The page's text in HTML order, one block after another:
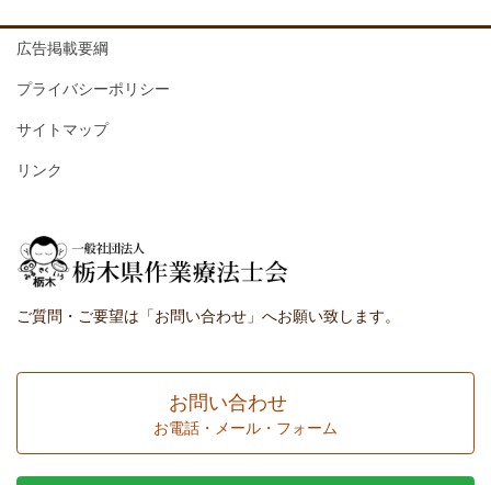
広告掲載要綱
プライバシーポリシー
サイトマップ
リンク
ご質問・ご要望は「お問い合わせ」へお願い致します。
お問い合わせ
お電話・メール・フォーム